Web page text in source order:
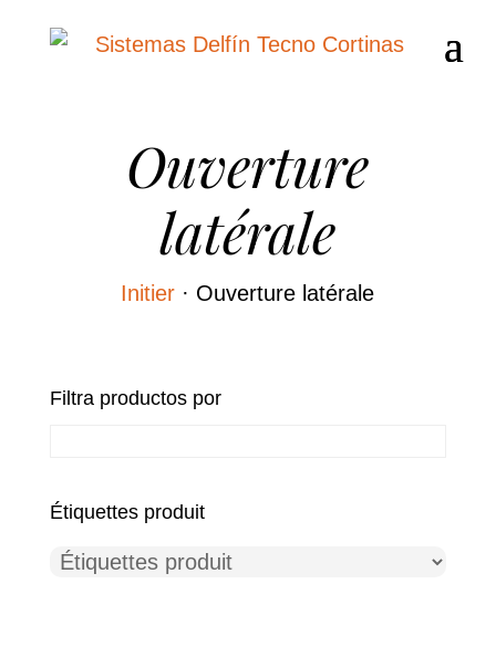
Ouverture
latérale
Initier · Ouverture latérale
Filtra productos por
Étiquettes produit